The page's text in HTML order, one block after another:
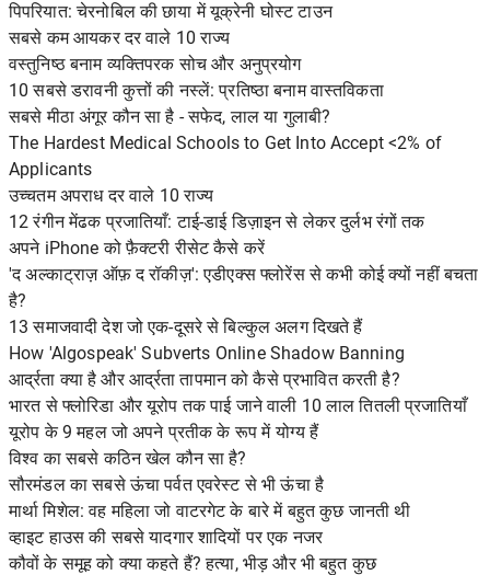
पिपरियात: चेरनोबिल की छाया में यूक्रेनी घोस्ट टाउन
सबसे कम आयकर दर वाले 10 राज्य
वस्तुनिष्ठ बनाम व्यक्तिपरक सोच और अनुप्रयोग
10 सबसे डरावनी कुत्तों की नस्लें: प्रतिष्ठा बनाम वास्तविकता
सबसे मीठा अंगूर कौन सा है - सफेद, लाल या गुलाबी?
The Hardest Medical Schools to Get Into Accept <2% of
Applicants
उच्चतम अपराध दर वाले 10 राज्य
12 रंगीन मेंढक प्रजातियाँ: टाई-डाई डिज़ाइन से लेकर दुर्लभ रंगों तक
अपने iPhone को फ़ैक्टरी रीसेट कैसे करें
'द अल्काट्राज़ ऑफ़ द रॉकीज़': एडीएक्स फ्लोरेंस से कभी कोई क्यों नहीं बचता
है?
13 समाजवादी देश जो एक-दूसरे से बिल्कुल अलग दिखते हैं
How 'Algospeak' Subverts Online Shadow Banning
आर्द्रता क्या है और आर्द्रता तापमान को कैसे प्रभावित करती है?
भारत से फ्लोरिडा और यूरोप तक पाई जाने वाली 10 लाल तितली प्रजातियाँ
यूरोप के 9 महल जो अपने प्रतीक के रूप में योग्य हैं
विश्व का सबसे कठिन खेल कौन सा है?
सौरमंडल का सबसे ऊंचा पर्वत एवरेस्ट से भी ऊंचा है
मार्था मिशेल: वह महिला जो वाटरगेट के बारे में बहुत कुछ जानती थी
व्हाइट हाउस की सबसे यादगार शादियों पर एक नजर
कौवों के समूह को क्या कहते हैं? हत्या, भीड़ और भी बहुत कुछ